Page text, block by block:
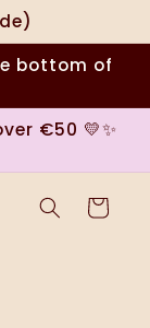
bottom of
€50 💛✨
Indkøbskurv